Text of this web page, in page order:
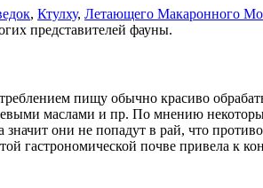
, Ктулху, Летающего Макаронного
представителей фауны.
пищу обычно красиво
маслами и пр. По мнению
они не попадут в рай, что
гастрономической почве привела к